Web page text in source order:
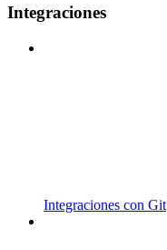
Integraciones
Integraciones con Git